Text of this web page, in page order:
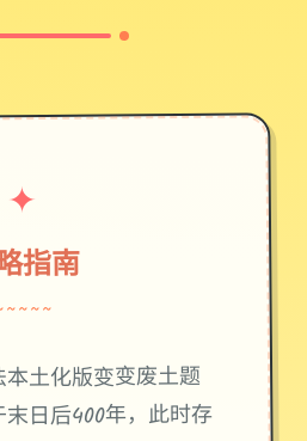
✦
指南
土化版变变废土题
日后400年，此时存